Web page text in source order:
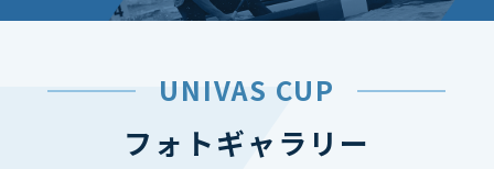
UNIVAS CUP
フォトギャラリー